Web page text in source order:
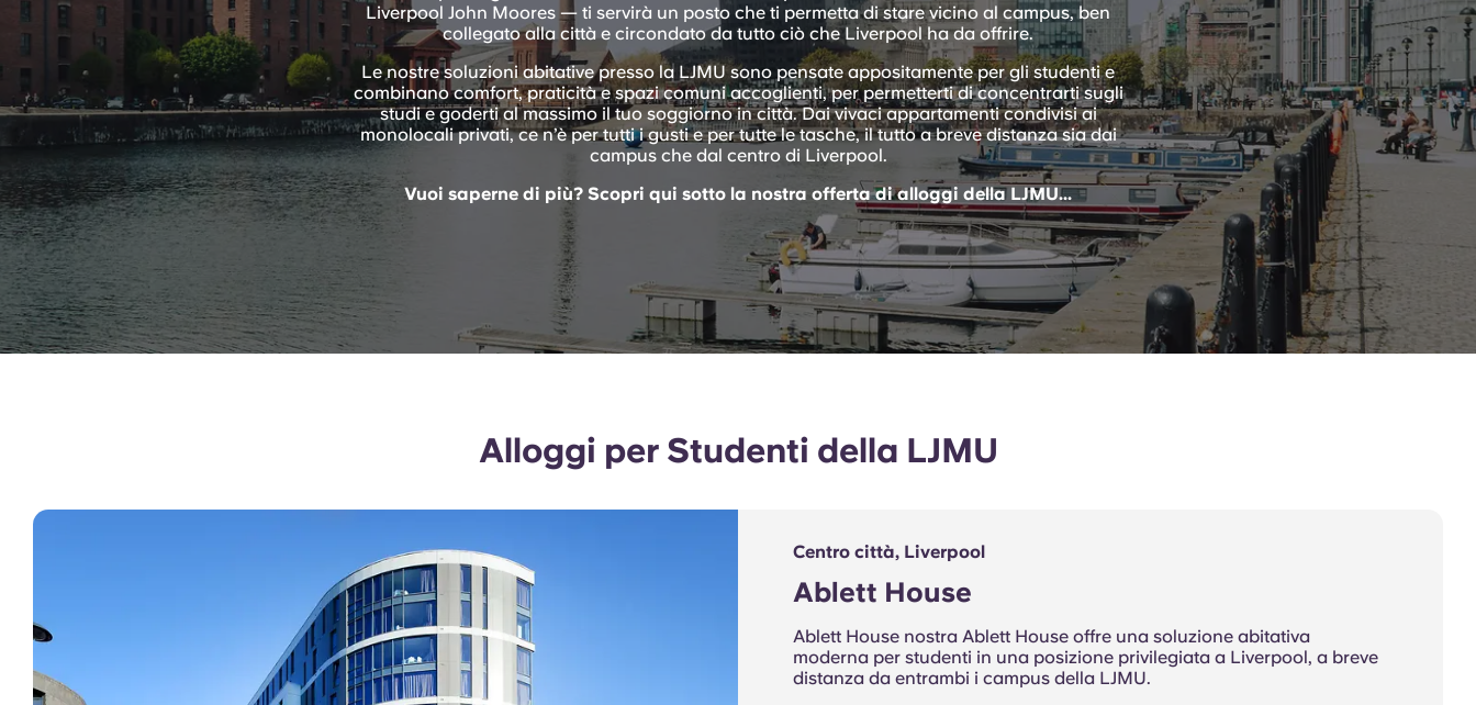
Liverpool John Moores — ti servirà un posto che ti permetta di stare vicino al campus, ben
collegato alla città e circondato da tutto ciò che Liverpool ha da offrire.
Le nostre soluzioni abitative presso la LJMU sono pensate appositamente per gli studenti e
combinano comfort, praticità e spazi comuni accoglienti, per permetterti di concentrarti sugli
studi e goderti al massimo il tuo soggiorno in città. Dai vivaci appartamenti condivisi ai
monolocali privati, ce n’è per tutti i gusti e per tutte le tasche, il tutto a breve distanza sia dai
campus che dal centro di Liverpool.
Vuoi saperne di più? Scopri qui sotto la nostra offerta di alloggi della LJMU...
Alloggi per Studenti della LJMU
Centro città, Liverpool
Ablett House
Ablett House nostra Ablett House offre una soluzione abitativa
moderna per studenti in una posizione privilegiata a Liverpool, a breve
distanza da entrambi i campus della LJMU.